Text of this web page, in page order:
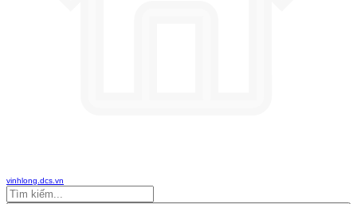
vinhlong.dcs.vn